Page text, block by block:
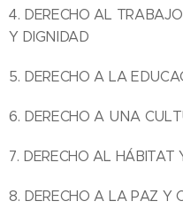
4. DERECHO AL
Y DIGNIDAD
5. DERECHO A LA
6. DERECHO A UNA
7. DERECHO AL HÁBITAT
8. DERECHO A LA PAZ Y